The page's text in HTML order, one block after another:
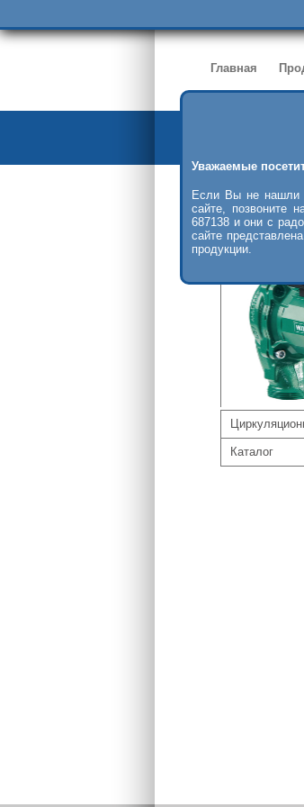
Уважаемые
Если Вы не нашли
сайте, позвоните
687138 и они с
сайте
продукции.
Главная
Каталог